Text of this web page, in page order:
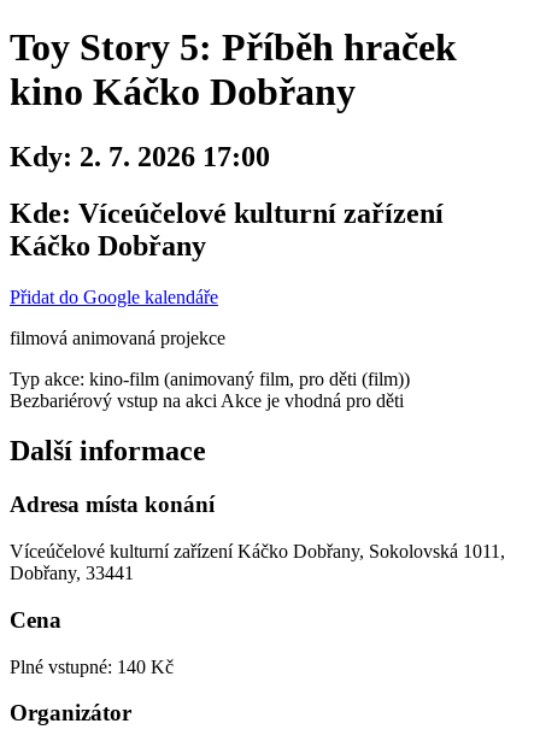
Toy Story 5: Příběh hraček
kino Káčko Dobřany
Kdy: 2. 7. 2026 17:00
Kde: Víceúčelové kulturní zařízení
Káčko Dobřany
Přidat do Google kalendáře
filmová animovaná projekce
Typ akce: kino-film (animovaný film, pro děti (film))
Bezbariérový vstup na akci Akce je vhodná pro děti
Další informace
Adresa místa konání
Víceúčelové kulturní zařízení Káčko Dobřany, Sokolovská 1011,
Dobřany, 33441
Cena
Plné vstupné: 140 Kč
Organizátor